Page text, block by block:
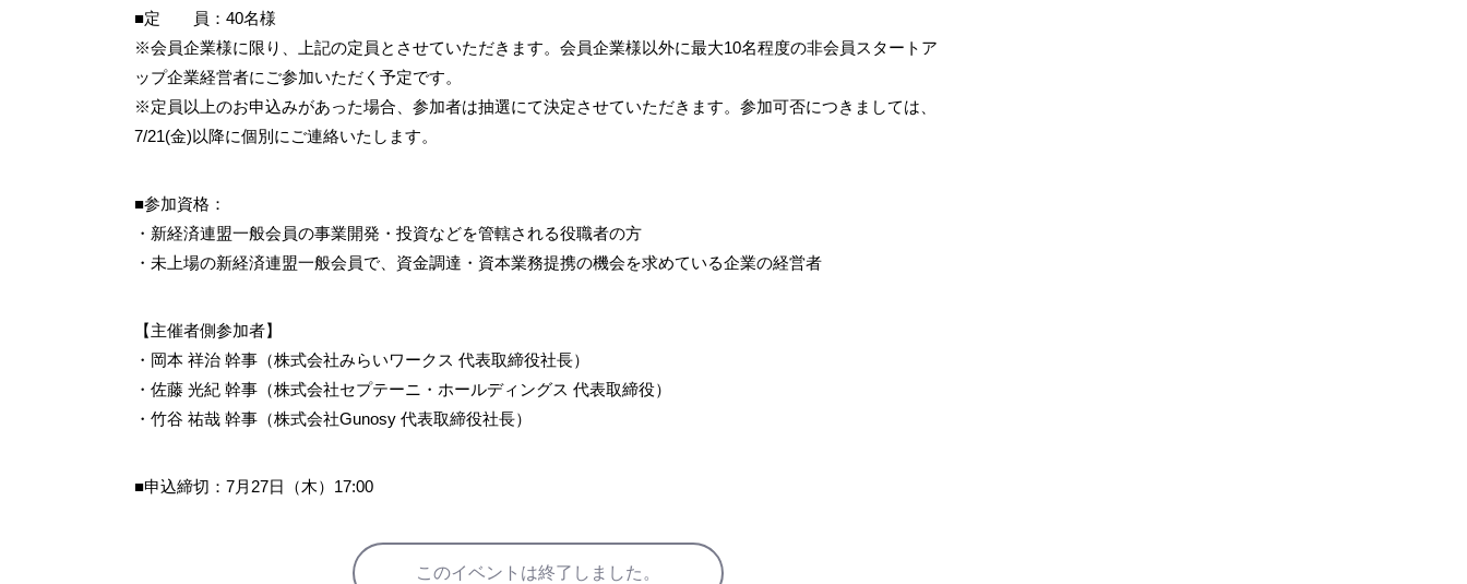
■定 員：40名様
※会員企業様に限り、上記の定員とさせていただきます。会員企業様以外に最大10名程度の非会員スタートア
ップ企業経営者にご参加いただく予定です。
※定員以上のお申込みがあった場合、参加者は抽選にて決定させていただきます。参加可否につきましては、
7/21(金)以降に個別にご連絡いたします。
■参加資格：
・新経済連盟一般会員の事業開発・投資などを管轄される役職者の方
・未上場の新経済連盟一般会員で、資金調達・資本業務提携の機会を求めている企業の経営者
【主催者側参加者】
・岡本 祥治 幹事（株式会社みらいワークス 代表取締役社長）
・佐藤 光紀 幹事（株式会社セプテーニ・ホールディングス 代表取締役）
・竹谷 祐哉 幹事（株式会社Gunosy 代表取締役社長）
■申込締切：7月27日（木）17:00
このイベントは終了しました。